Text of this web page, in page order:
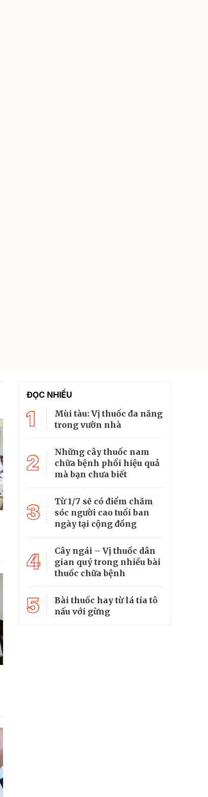
ĐỌC NHIỀU
1
Mùi tàu: Vị thuốc đa năng
trong vườn nhà
2
Những cây thuốc nam
chữa bệnh phổi hiệu quả
mà bạn chưa biết
3
Từ 1/7 sẽ có điểm chăm
sóc người cao tuổi ban
ngày tại cộng đồng
4
Cây ngái – Vị thuốc dân
gian quý trong nhiều bài
thuốc chữa bệnh
5
Bài thuốc hay từ lá tía tô
nấu với gừng